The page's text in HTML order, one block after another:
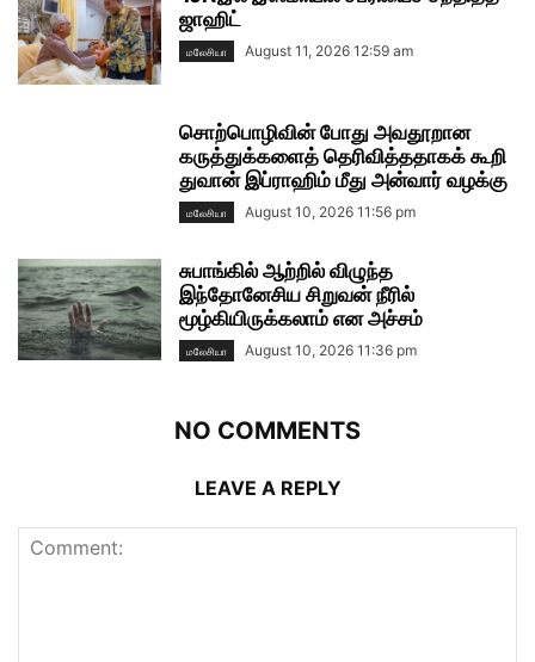
ஜாஹிட்
மலேசியா August 11, 2026 12:59 am
சொற்பொழிவின் போது அவதூறான
கருத்துக்களைத் தெரிவித்ததாகக் கூறி
துவான் இப்ராஹிம் மீது அன்வார் வழக்கு
மலேசியா August 10, 2026 11:56 pm
சுபாங்கில் ஆற்றில் விழுந்த
இந்தோனேசிய சிறுவன் நீரில்
மூழ்கியிருக்கலாம் என அச்சம்
மலேசியா August 10, 2026 11:36 pm
NO COMMENTS
LEAVE A REPLY